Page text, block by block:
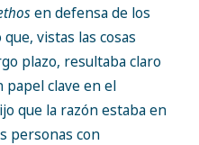
en defensa de los
vistas las cosas
plazo, resultaba claro
papel clave en el
que la razón estaba en
personas con